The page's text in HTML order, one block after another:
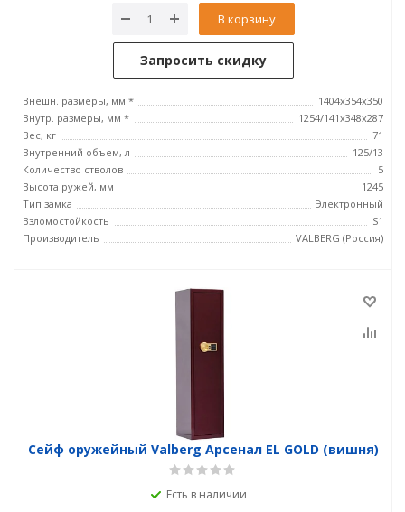
В корзину
Запросить скидку
Внешн. размеры, мм *
1404x354x350
Внутр. размеры, мм *
1254/141x348x287
Вес, кг
71
Внутренний объем, л
125/13
Количество стволов
5
Высота ружей, мм
1245
Тип замка
Электронный
Взломостойкость
S1
Производитель
VALBERG (Россия)
Сейф оружейный Valberg Арсенал EL GOLD (вишня)
Есть в наличии